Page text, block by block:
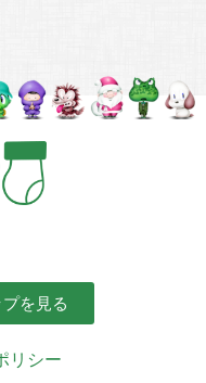
を見る
リシー